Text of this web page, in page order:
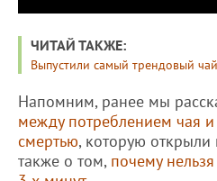
ЧИТАЙ ТАКЖЕ:
Выпустили самый трендовый
Напомним, ранее мы
между потреблением чая
смертью, которую открыли
также о том, почему